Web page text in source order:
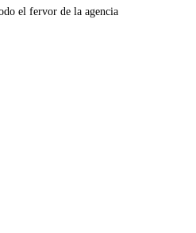
el fervor de la agencia